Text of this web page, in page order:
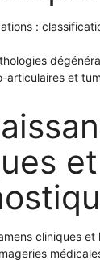
:
articulaires et
et
cliniques